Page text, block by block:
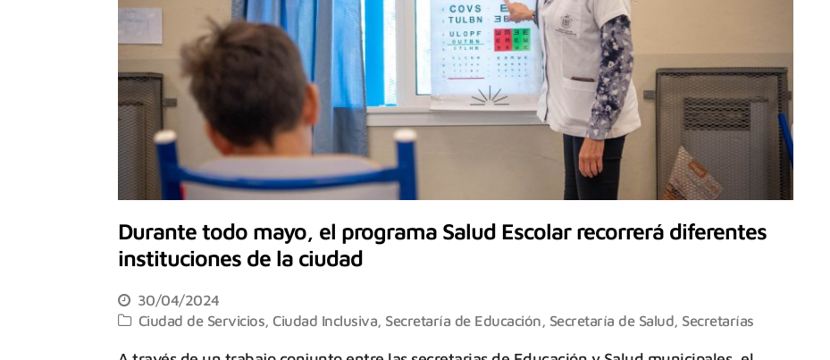
Durante todo mayo, el programa Salud Escolar recorrerá diferentes
instituciones de la ciudad
30/04/2024
Ciudad de Servicios, Ciudad Inclusiva, Secretaría de Educación, Secretaría de Salud, Secretarías